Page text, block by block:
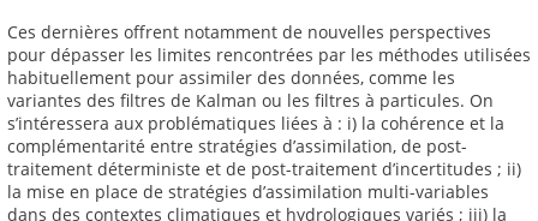
Ces dernières offrent notamment de nouvelles perspectives
pour dépasser les limites rencontrées par les méthodes utilisées
habituellement pour assimiler des données, comme les
variantes des filtres de Kalman ou les filtres à particules. On
s’intéressera aux problématiques liées à : i) la cohérence et la
complémentarité entre stratégies d’assimilation, de post-
traitement déterministe et de post-traitement d’incertitudes ; ii)
la mise en place de stratégies d’assimilation multi-variables
dans des contextes climatiques et hydrologiques variés ; iii) la